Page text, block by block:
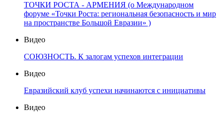
ТОЧКИ РОСТА - АРМЕНИЯ (о Международном
форуме «Точки Роста: региональная безопасность и мир
на пространстве Большой Евразии» )
Видео
СОЮЗНОСТЬ. К залогам успехов интеграции
Видео
Евразийский клуб успехи начинаются с инициативы
Видео